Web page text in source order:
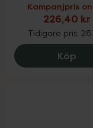
Kampanjpris
226,40 kr
Tidigare pris:
Köp